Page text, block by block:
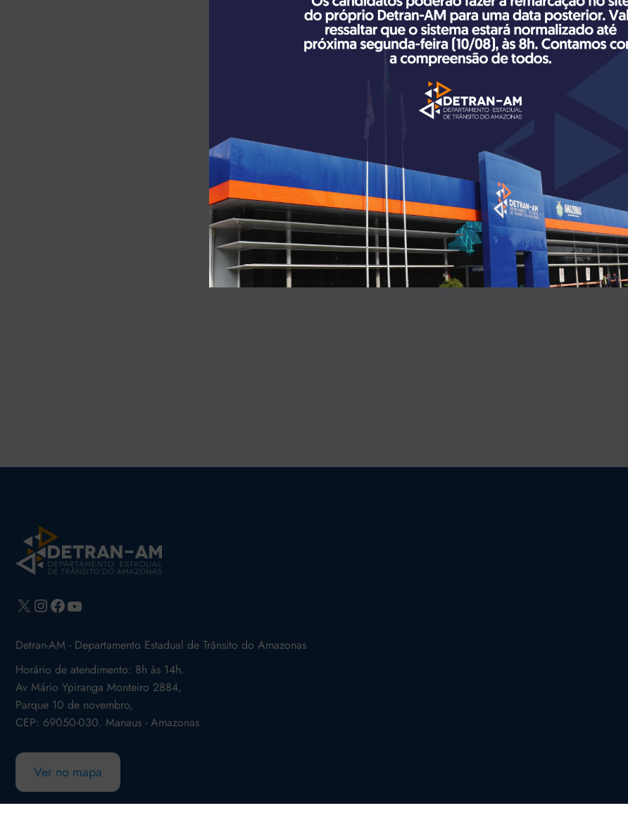
X Instagram
Facebook
Youtube
Detran-AM - Departamento Estadual de Trânsito do Amazonas
Horário de atendimento: 8h às 14h.
Av Mário Ypiranga Monteiro 2884,
Parque 10 de novembro,
CEP: 69050-030. Manaus - Amazonas
Ver no mapa